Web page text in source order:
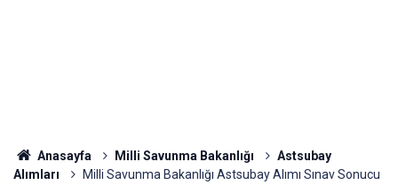
Anasayfa Milli Savunma Bakanlığı
Astsubay
Alımları
Milli Savunma Bakanlığı Astsubay Alımı Sınav Sonucu